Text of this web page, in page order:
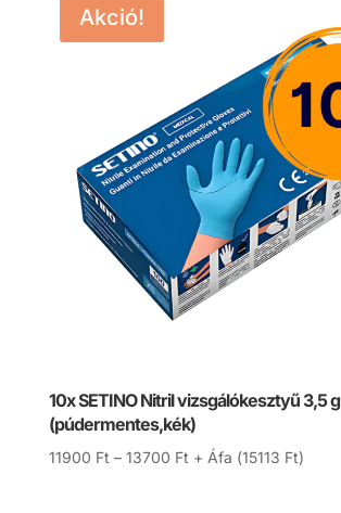
Akció!
10x SETINO Nitril vizsgálókesztyű 3,5 g
(púdermentes,kék)
11900 Ft – 13700 FtÁrtartomány:
+ Áfa (15113 Ft)